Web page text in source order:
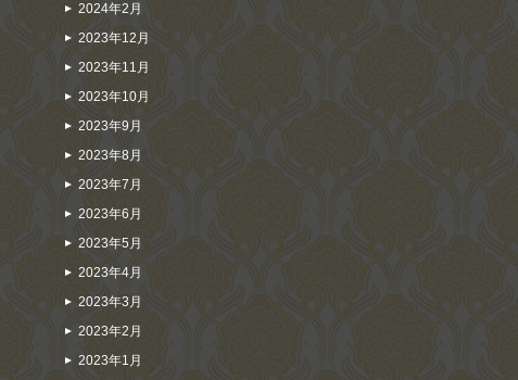
2024年2月
2023年12月
2023年11月
2023年10月
2023年9月
2023年8月
2023年7月
2023年6月
2023年5月
2023年4月
2023年3月
2023年2月
2023年1月